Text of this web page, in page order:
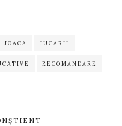
JOACA JUCARII
RECOMANDARE